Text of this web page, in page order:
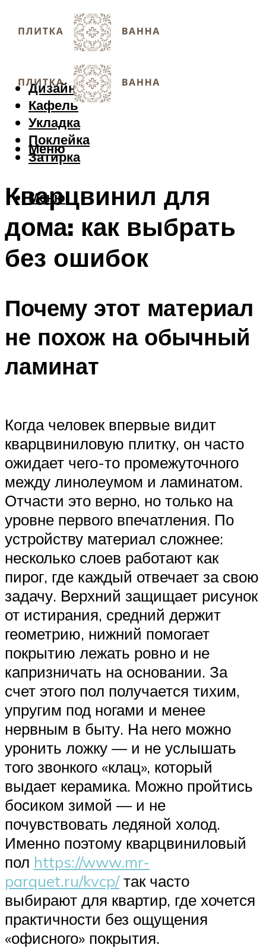
Дизайн
Кафель
Укладка
Поклейка
Затирка
Меню
Меню
Кварцвинил для
дома: как выбрать
без ошибок
Почему этот материал
не похож на обычный
ламинат
Когда человек впервые видит
кварцвиниловую плитку, он часто
ожидает чего-то промежуточного
между линолеумом и ламинатом.
Отчасти это верно, но только на
уровне первого впечатления. По
устройству материал сложнее:
несколько слоев работают как
пирог, где каждый отвечает за свою
задачу. Верхний защищает рисунок
от истирания, средний держит
геометрию, нижний помогает
покрытию лежать ровно и не
капризничать на основании. За
счет этого пол получается тихим,
упругим под ногами и менее
нервным в быту. На него можно
уронить ложку — и не услышать
того звонкого «клац», который
выдает керамика. Можно пройтись
босиком зимой — и не
почувствовать ледяной холод.
Именно поэтому кварцвиниловый
пол https://www.mr-
parquet.ru/kvcp/так часто
выбирают для квартир, где хочется
практичности без ощущения
«офисного» покрытия.